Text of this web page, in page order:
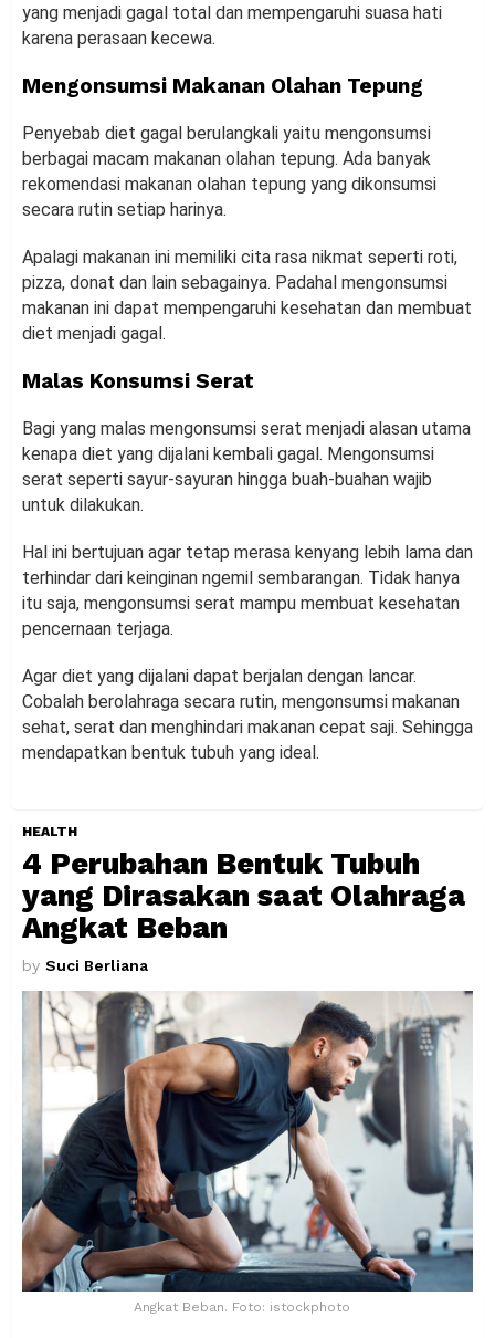
yang menjadi gagal total dan mempengaruhi suasa hati
karena perasaan kecewa.
Mengonsumsi Makanan Olahan Tepung
Penyebab diet gagal berulangkali yaitu mengonsumsi
berbagai macam makanan olahan tepung. Ada banyak
rekomendasi makanan olahan tepung yang dikonsumsi
secara rutin setiap harinya.
Apalagi makanan ini memiliki cita rasa nikmat seperti roti,
pizza, donat dan lain sebagainya. Padahal mengonsumsi
makanan ini dapat mempengaruhi kesehatan dan membuat
diet menjadi gagal.
Malas Konsumsi Serat
Bagi yang malas mengonsumsi serat menjadi alasan utama
kenapa diet yang dijalani kembali gagal. Mengonsumsi
serat seperti sayur-sayuran hingga buah-buahan wajib
untuk dilakukan.
Hal ini bertujuan agar tetap merasa kenyang lebih lama dan
terhindar dari keinginan ngemil sembarangan. Tidak hanya
itu saja, mengonsumsi serat mampu membuat kesehatan
pencernaan terjaga.
Agar diet yang dijalani dapat berjalan dengan lancar.
Cobalah berolahraga secara rutin, mengonsumsi makanan
sehat, serat dan menghindari makanan cepat saji. Sehingga
mendapatkan bentuk tubuh yang ideal.
HEALTH
4 Perubahan Bentuk Tubuh
yang Dirasakan saat Olahraga
Angkat Beban
by Suci Berliana
Angkat Beban. Foto: istockphoto